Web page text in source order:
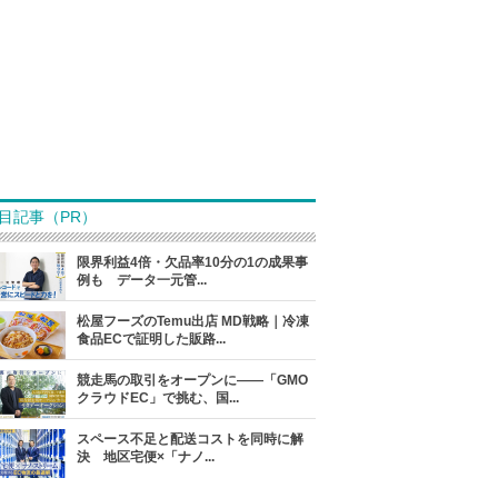
記事（PR）
限界利益4倍・欠品率10分の1の成果事
例も データ一元管...
松屋フーズのTemu出店 MD戦略｜冷凍
食品ECで証明した販路...
競走馬の取引をオープンに――「GMO
クラウドEC」で挑む、国...
スペース不足と配送コストを同時に解
決 地区宅便×「ナノ...